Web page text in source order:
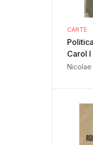
CARTE
Carol I
Nicolae